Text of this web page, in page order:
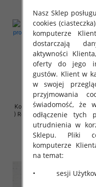
Komplet damskie (Polska
) Roz 2XL-4XL , Mix Kolor
4 szt
68.00 zł
szczegóły
Nasz Sklep
cookies
komputerze
dostarczają
aktywności
oferty do jego
gustów. Klient w
w swojej
przyjmowania
świadomość, że
odłączenie tych
utrudnienia w
Sklepu. Pliki
komputerze
na temat:
• sesji